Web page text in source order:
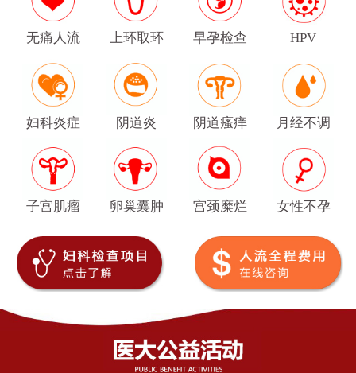
无痛人流 上环取环 早孕检查 HPV
妇科炎症 阴道炎 阴道瘙痒 月经不调
子宫肌瘤 卵巢囊肿 宫颈糜烂 女性不孕